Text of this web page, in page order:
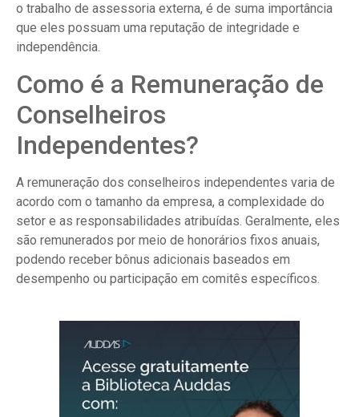
o trabalho de assessoria externa, é de suma importância
que eles possuam uma reputação de integridade e
independência.
Como é a Remuneração de
Conselheiros
Independentes?
A remuneração dos conselheiros independentes varia de
acordo com o tamanho da empresa, a complexidade do
setor e as responsabilidades atribuídas. Geralmente, eles
são remunerados por meio de honorários fixos anuais,
podendo receber bônus adicionais baseados em
desempenho ou participação em comitês específicos.